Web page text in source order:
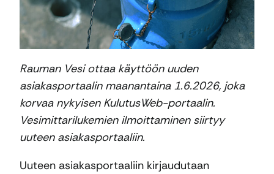
Rauman Vesi ottaa käyttöön uuden
asiakasportaalin maanantaina 1.6.2026, joka
korvaa nykyisen KulutusWeb-portaalin.
Vesimittarilukemien ilmoittaminen siirtyy
uuteen asiakasportaaliin.
Uuteen asiakasportaaliin kirjaudutaan